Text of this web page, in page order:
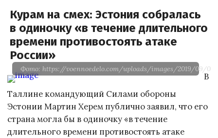
Курам на смех: Эстония собралась
в одиночку «в течение длительного
времени противостоять атаке
России»
Фото: https://voennoedelo.com/uploads/images/2019/09/07/
В
Таллине командующий Силами обороны
Эстонии Мартин Херем публично заявил, что его
страна могла бы в одиночку «в течение
длительного времени противостоять атаке